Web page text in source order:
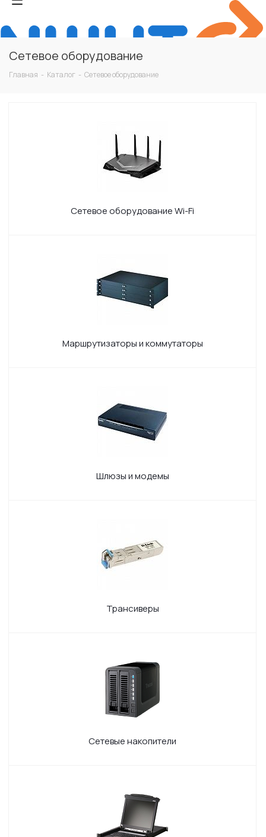
Сетевое оборудование
Главная - Каталог - Сетевое оборудование
Сетевое оборудование Wi-Fi
Маршрутизаторы и коммутаторы
Шлюзы и модемы
Трансиверы
Сетевые накопители